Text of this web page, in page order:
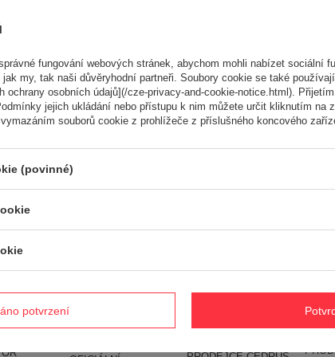
odpovědi budou zveřejněny pro
MOTOR S
STARTÉREM
BENZINIC 15 HP
CEDRUS C-TRAC
výhozem
CYLINDRES C-TRAC-
DISTRIBUTOR -
REEL
fungování webových stránek, abychom mohli nabízet sociální
my, tak naši důvěryhodní partneři. Soubory cookie se také
ochrany osobních údajů](/cze-privacy-and-cookie-notice.html).
jejich ukládání nebo přístupu k nim můžete určit kliknutím na
souborů cookie z prohlížeče z příslušného koncového
(povinné)
potvrzení